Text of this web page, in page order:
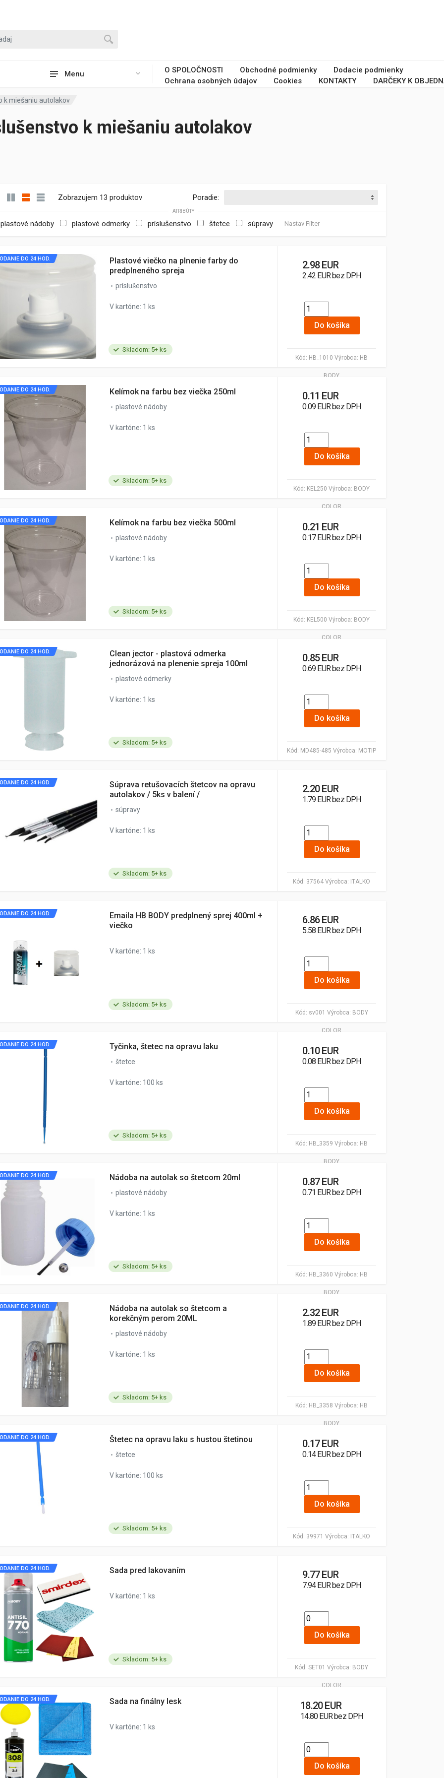
Menu O SPOLOČNOSTI Obchodné podmienky
Dodacie podmienky
Ochrana osobných údajov
Cookies KONTAKTY DARČEKY K
k miešaniu autolakov
k miešaniu autolakov
Zobrazujem 13 produktov Poradie:
ATRIBÚTY
plastové nádoby plastové odmerky príslušenstvo štetce súpravy Nastav Filter
Skladom: 5+ ks
Kód: HB_1010 Výrobca: HB
BODY
DO 24 HOD.
Plastové viečko na plnenie farby do
predplneného spreja
príslušenstvo
V kartóne: 1 ks
2.98 EUR
2.42 EUR bez DPH
Do košíka
Skladom: 5+ ks
Kód: KEL250 Výrobca: BODY
COLOR
DO 24 HOD. Kelímok na farbu bez viečka 250ml
plastové nádoby
V kartóne: 1 ks
0.11 EUR
0.09 EUR bez DPH
Do košíka
Skladom: 5+ ks
Kód: KEL500 Výrobca: BODY
COLOR
DO 24 HOD. Kelímok na farbu bez viečka 500ml
plastové nádoby
V kartóne: 1 ks
0.21 EUR
0.17 EUR bez DPH
Do košíka
Skladom: 5+ ks
Kód: MD485-485 Výrobca: MOTIP
DO 24 HOD.
Clean jector - plastová odmerka
jednorázová na plenenie spreja 100ml
plastové odmerky
V kartóne: 1 ks
0.85 EUR
0.69 EUR bez DPH
Do košíka
Skladom: 5+ ks
Kód: 37564 Výrobca: ITALKO
DO 24 HOD.
Súprava retušovacích štetcov na opravu
autolakov / 5ks v balení /
súpravy
V kartóne: 1 ks
2.20 EUR
1.79 EUR bez DPH
Do košíka
Skladom: 5+ ks
Kód: sv001 Výrobca: BODY
COLOR
DO 24 HOD.
Emaila HB BODY predplnený sprej 400ml +
viečko
V kartóne: 1 ks
6.86 EUR
5.58 EUR bez DPH
Do košíka
Skladom: 5+ ks
Kód: HB_3359 Výrobca: HB
BODY
DO 24 HOD. Tyčinka, štetec na opravu laku
štetce
V kartóne: 100 ks
0.10 EUR
0.08 EUR bez DPH
Do košíka
Skladom: 5+ ks
Kód: HB_3360 Výrobca: HB
BODY
DO 24 HOD. Nádoba na autolak so štetcom 20ml
plastové nádoby
V kartóne: 1 ks
0.87 EUR
0.71 EUR bez DPH
Do košíka
Skladom: 5+ ks
Kód: HB_3358 Výrobca: HB
BODY
DO 24 HOD.
Nádoba na autolak so štetcom a
korekčným perom 20ML
plastové nádoby
V kartóne: 1 ks
2.32 EUR
1.89 EUR bez DPH
Do košíka
Skladom: 5+ ks
Kód: 39971 Výrobca: ITALKO
DO 24 HOD. Štetec na opravu laku s hustou štetinou
štetce
V kartóne: 100 ks
0.17 EUR
0.14 EUR bez DPH
Do košíka
Skladom: 5+ ks
Kód: SET01 Výrobca: BODY
COLOR
DO 24 HOD. Sada pred lakovaním
V kartóne: 1 ks
9.77 EUR
7.94 EUR bez DPH
Do košíka
DO 24 HOD. Sada na finálny lesk
V kartóne: 1 ks
18.20 EUR
14.80 EUR bez DPH
Do košíka